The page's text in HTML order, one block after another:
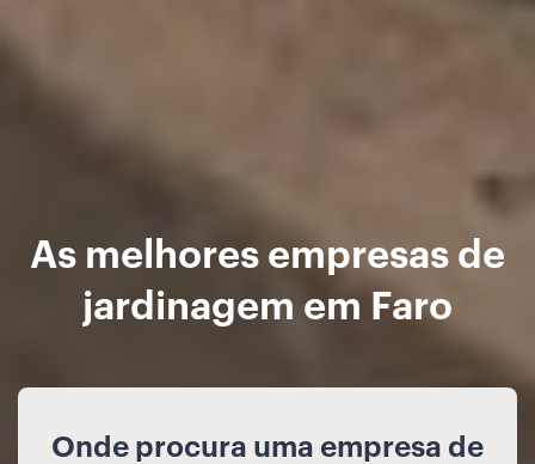
As melhores empresas de
jardinagem em Faro
Onde procura uma empresa de